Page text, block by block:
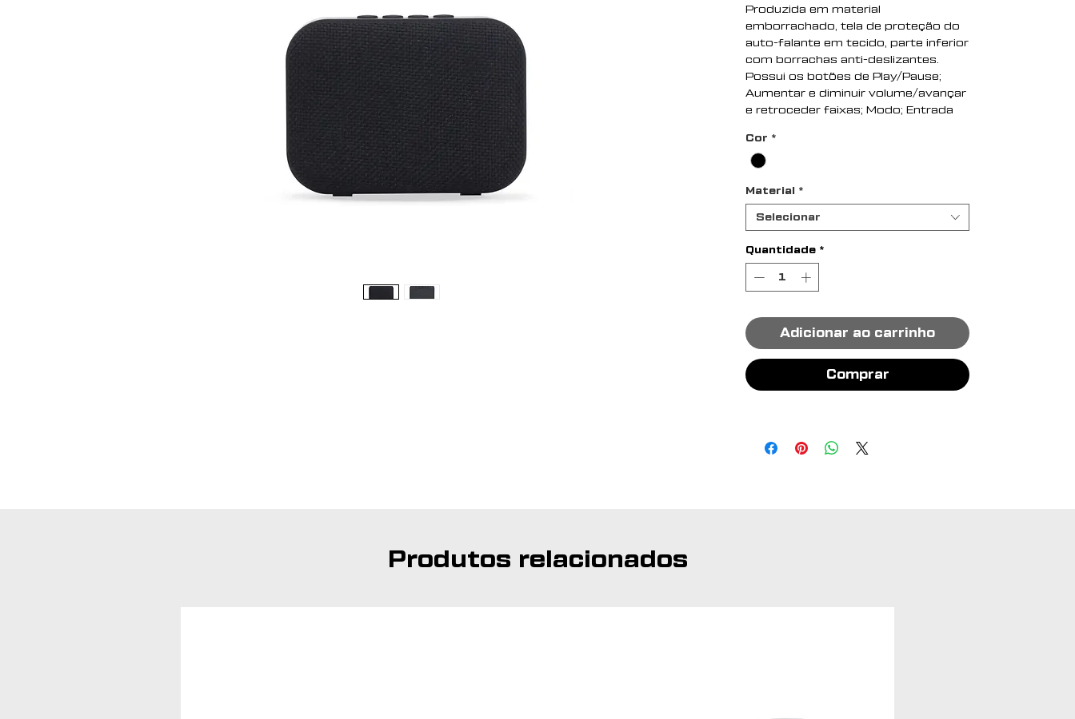
Produzida em material
emborrachado, tela de proteção do
auto-falante em tecido, parte inferior
com borrachas anti-deslizantes.
Possui os botões de Play/Pause;
Aumentar e diminuir volume/avançar
e retroceder faixas; Modo; Entrada
Botão On/Off e Entrada DC 5V.
Acompanha cabo USB.
Altura : 8,3 cm
Largura : 11,2 cm
Espessura : 4,1 cm
Medidas aproximadas para
gravação (CxL): 7 cm x 10 cm
Peso aproximado (g): 205
Cor *
Material *
Selecionar
Quantidade *
Adicionar ao carrinho
Comprar
Produtos relacionados